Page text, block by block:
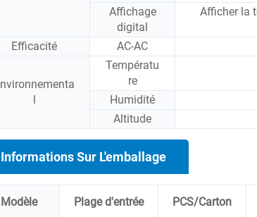
Affichage
digital
Afficher la
Efficacité
AC-AC
l
Températu
re
Humidité
Altitude
Informations Sur L'emballage
Modèle Plage d'entrée PCS/Carton